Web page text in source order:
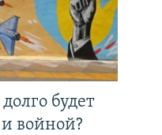
будет
войной?